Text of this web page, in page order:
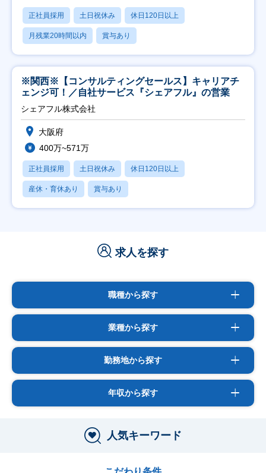
正社員採用 土日祝休み 休日120日以上
月残業20時間以内 賞与あり
※関西※【コンサルティングセールス】キャリアチ
ェンジ可！／自社サービス『シェアフル』の営業
シェアフル株式会社
大阪府
400万~571万
正社員採用 土日祝休み 休日120日以上
産休・育休あり 賞与あり
求人を探す
職種から探す
業種から探す
勤務地から探す
年収から探す
人気キーワード